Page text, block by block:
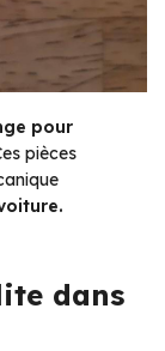
pour
pièces
dans